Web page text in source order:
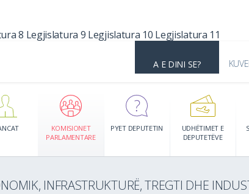
8 Legjislatura 9 Legjislatura 10 Legjislatura 11
A E DINI SE?
KOMISIONET
PARLAMENTARE
PYET DEPUTETIN
UDHËTIMET E
DEPUTETËVE
INFRASTRUKTURË, TREGTI DHE